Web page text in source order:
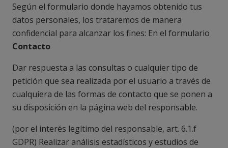
Según el formulario donde hayamos obtenido tus
datos personales, los trataremos de manera
confidencial para alcanzar los fines: En el formulario
Contacto
Dar respuesta a las consultas o cualquier tipo de
petición que sea realizada por el usuario a través de
cualquiera de las formas de contacto que se ponen a
su disposición en la página web del responsable.
(por el interés legítimo del responsable, art. 6.1.f
GDPR) Realizar análisis estadísticos y estudios de